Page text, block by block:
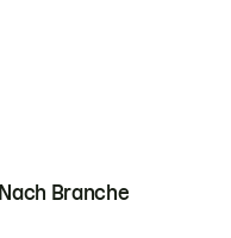
Nach Branche